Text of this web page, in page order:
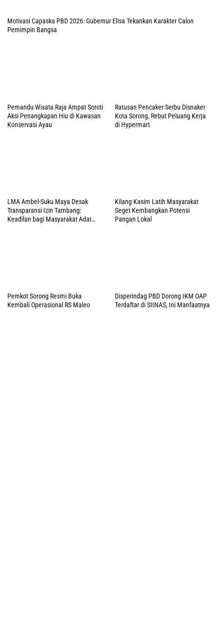
Motivasi Capaska PBD 2026: Gubernur Elisa Tekankan Karakter Calon
Pemimpin Bangsa
Pemandu Wisata Raja Ampat Soroti
Aksi Penangkapan Hiu di Kawasan
Konservasi Ayau
Ratusan Pencaker Serbu Disnaker
Kota Sorong, Rebut Peluang Kerja
di Hypermart
LMA Ambel-Suku Maya Desak
Transparansi Izin Tambang:
Keadilan bagi Masyarakat Adat
Kilang Kasim Latih Masyarakat
Seget Kembangkan Potensi
Pangan Lokal
Pemkot Sorong Resmi Buka
Kembali Operasional RS Maleo
Disperindag PBD Dorong IKM OAP
Terdaftar di SIINAS, Ini Manfaatnya